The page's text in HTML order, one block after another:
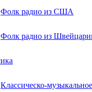
Фолк радио из США
Фолк радио из
Классическо-